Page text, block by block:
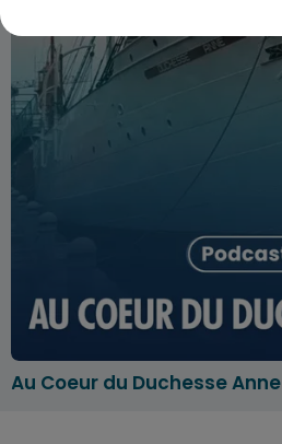
Au Coeur du Duchesse Anne